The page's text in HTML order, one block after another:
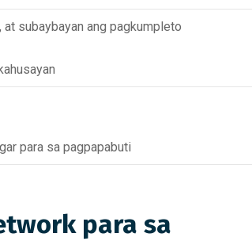
at subaybayan ang pagkumpleto
para sa pagpapabuti
para sa